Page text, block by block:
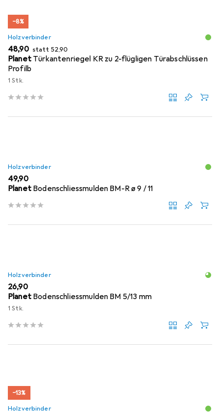
−8%
Holzverbinder
EUR
48,90 statt EUR
52,90
Planet Türkantenriegel KR zu 2-flügligen Türabschlüssen
Profilb
1 Stk.
Holzverbinder
EUR
49,90
Planet Bodenschliessmulden BM-R ø 9 / 11
Holzverbinder
EUR
26,90
Planet Bodenschliessmulden BM 5/13 mm
1 Stk.
−13%
Holzverbinder